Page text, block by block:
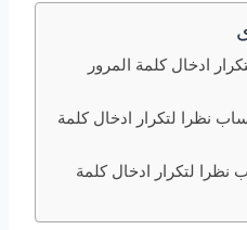
ادخال كلمة المرور
نظرا لتكرار ادخال كلمة
لتكرار ادخال كلمة